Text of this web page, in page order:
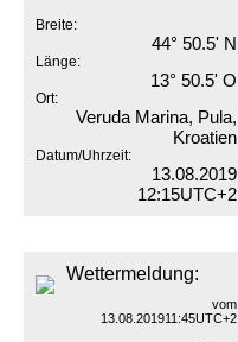
Breite:
44° 50.5' N
Länge:
13° 50.5' O
Ort:
Veruda Marina, Pula,
Kroatien
Datum/Uhrzeit:
13.08.2019
12:15UTC+2
Wettermeldung:
vom
13.08.201911:45UTC+2